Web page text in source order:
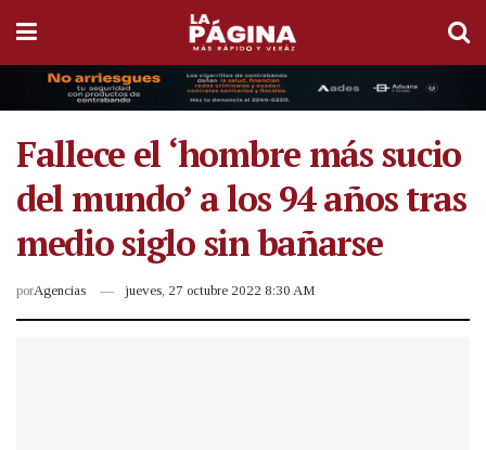
Fallece el ‘hombre más sucio
del mundo’ a los 94 años tras
medio siglo sin bañarse
porAgencias jueves, 27 octubre 2022 8:30 AM